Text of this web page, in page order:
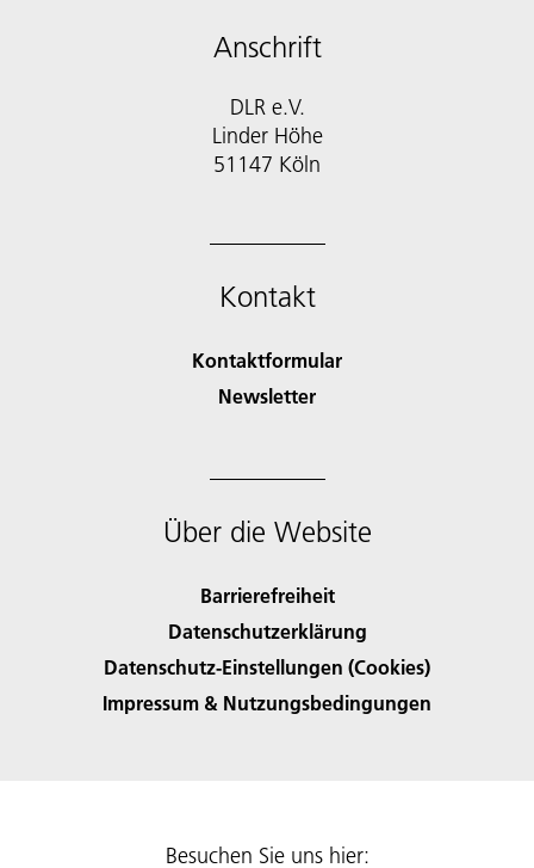
Anschrift
DLR e.V.
Linder Höhe
51147 Köln
Kontakt
Kontaktformular
Newsletter
Über die Website
Barrierefreiheit
Datenschutzerklärung
Datenschutz-Einstellungen (Cookies)
Impressum & Nutzungsbedingungen
Besuchen Sie uns hier: